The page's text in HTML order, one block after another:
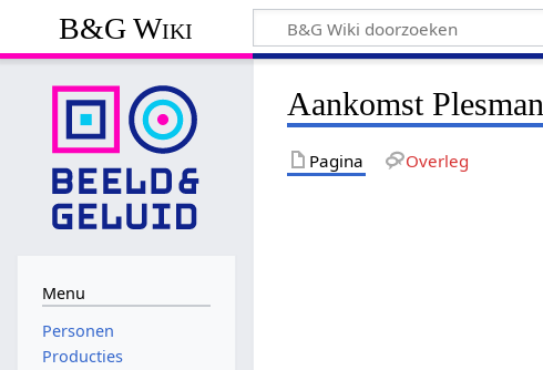
B&G Wiki
Aankomst Plesman
Pagina Overleg
Menu
Personen
Producties